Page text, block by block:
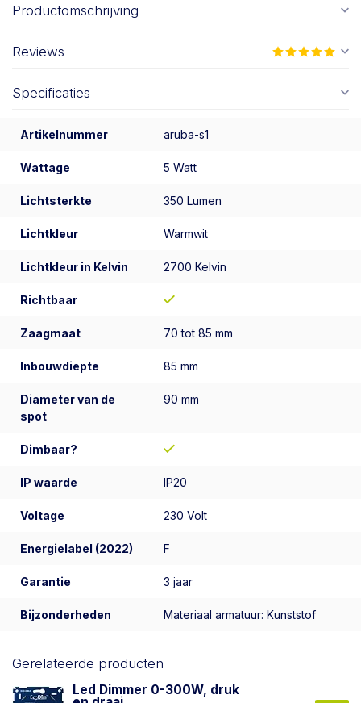
Productomschrijving
Reviews
Specificaties
Artikelnummer aruba-s1
Wattage 5 Watt
Lichtsterkte 350 Lumen
Lichtkleur Warmwit
Lichtkleur in Kelvin 2700 Kelvin
Richtbaar
Zaagmaat 70 tot 85 mm
Inbouwdiepte 85 mm
Diameter van de
spot
90 mm
Dimbaar?
IP waarde IP20
Voltage 230 Volt
Energielabel (2022) F
Garantie 3 jaar
Bijzonderheden Materiaal armatuur: Kunststof
Gerelateerde producten
Led Dimmer 0-300W, druk